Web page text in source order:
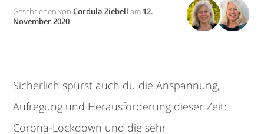
Geschrieben von Cordula Ziebell am 12.
November 2020
Sicherlich spürst auch du die Anspannung,
Aufregung und Herausforderung dieser Zeit:
Corona-Lockdown und die sehr